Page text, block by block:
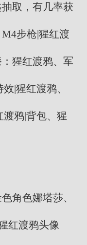
取，有几率获
步枪|猩红渡
猩红渡鸦、军
|猩红渡鸦、
鸦|背包、猩
角色娜塔莎、
红渡鸦头像